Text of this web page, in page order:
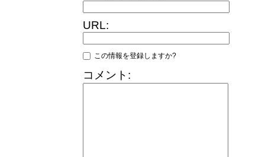
URL:
この情報を登録しますか?
コメント: